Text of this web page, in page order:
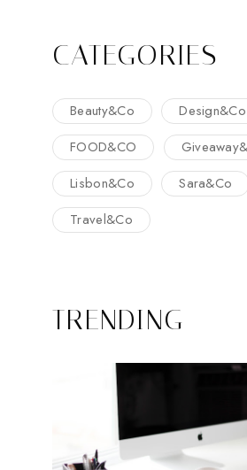
CATEGORIES
Beauty&Co
Design&Co
FOOD&CO
Lisbon&Co
Sara&Co
Travel&Co
TRENDING